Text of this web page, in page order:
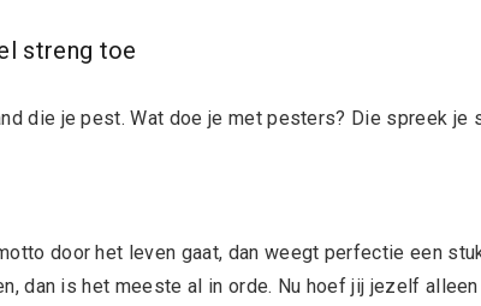
streng toe
die je pest. Wat doe je met pesters? Die spreek je
door het leven gaat, dan weegt perfectie een
dan is het meeste al in orde. Nu hoef jij jezelf